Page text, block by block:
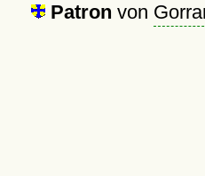
Patron von